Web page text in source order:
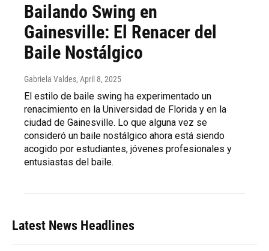
Bailando Swing en
Gainesville: El Renacer del
Baile Nostálgico
Gabriela Valdes, April 8, 2025
El estilo de baile swing ha experimentado un
renacimiento en la Universidad de Florida y en la
ciudad de Gainesville. Lo que alguna vez se
consideró un baile nostálgico ahora está siendo
acogido por estudiantes, jóvenes profesionales y
entusiastas del baile.
Latest News Headlines